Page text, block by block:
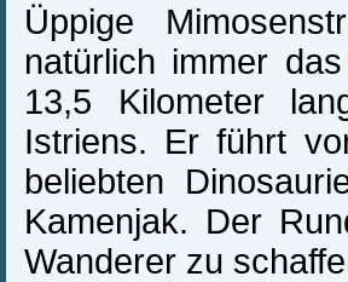
Üppige
natürlich immer
13,5 Kilometer
Istriens. Er führt
beliebten
Kamenjak. Der
Wanderer zu